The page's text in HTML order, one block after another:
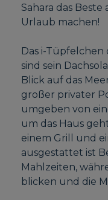
Sahara das
Urlaub machen!
Das i-
sind sein
Blick auf das
großer privater
umgeben von
um das Haus
einem Grill und
ausgestattet ist
Mahlzeiten,
blicken und die